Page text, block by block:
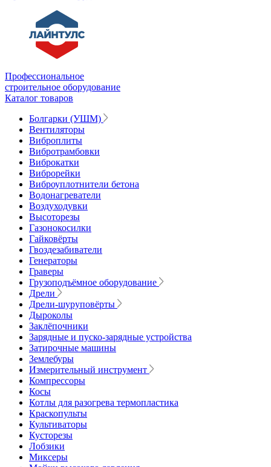
Профессиональное
строительное оборудование
Каталог товаров
Болгарки (УШМ)
Вентиляторы
Виброплиты
Вибротрамбовки
Виброкатки
Виброрейки
Виброуплотнители бетона
Водонагреватели
Воздуходувки
Высоторезы
Газонокосилки
Гайковёрты
Гвоздезабиватели
Генераторы
Граверы
Грузоподъёмное оборудование
Дрели
Дрели-шуруповёрты
Дыроколы
Заклёпочники
Зарядные и пуско-зарядные устройства
Затирочные машины
Землебуры
Измерительный инструмент
Компрессоры
Косы
Котлы для разогрева термопластика
Краскопульты
Культиваторы
Кусторезы
Лобзики
Миксеры